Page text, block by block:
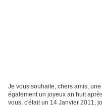
Je vous souhaite, chers amis,
également un joyeux an huit
vous, c'était un 14 Janvier 2011,